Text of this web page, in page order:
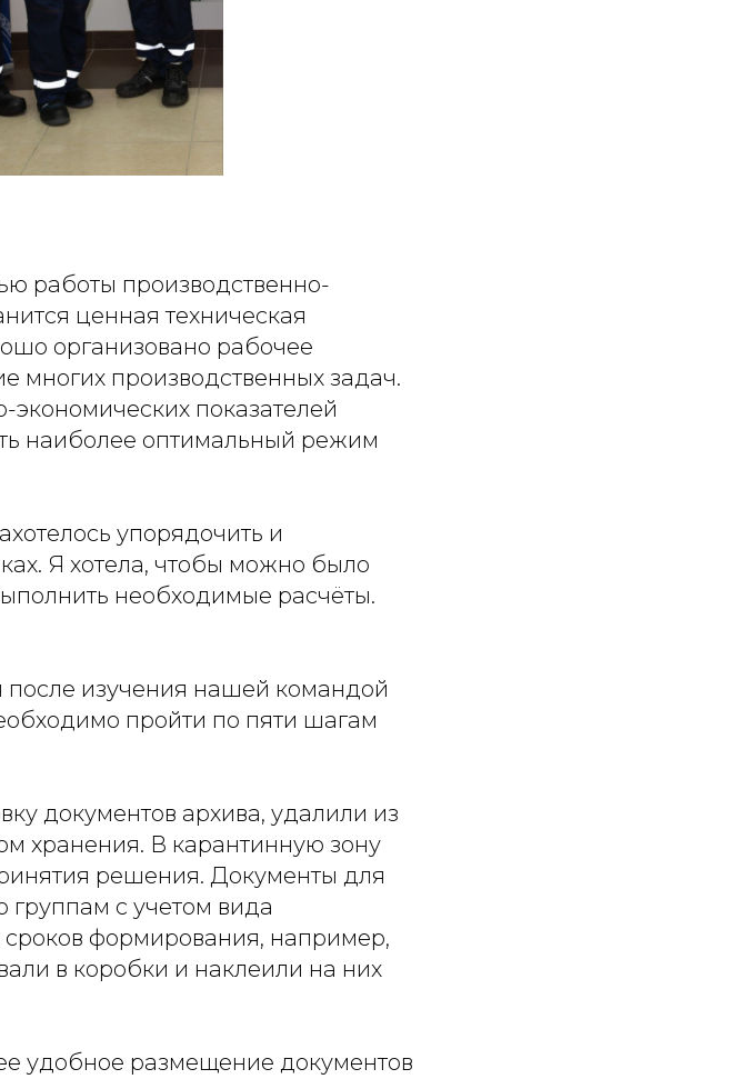
работы производственно-
ценная техническая
организовано рабочее
многих производственных задач.
показателей
наиболее оптимальный режим
упорядочить и
Я хотела, чтобы можно было
необходимые расчёты.
изучения нашей командой
пройти по пяти шагам
документов архива, удалили из
хранения. В карантинную зону
решения. Документы для
группам с учетом вида
формирования, например,
в коробки и наклеили на них
удобное размещение документов